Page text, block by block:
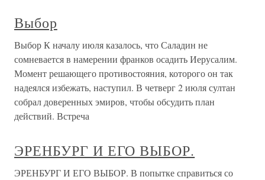
Выбор
Выбор К началу июля казалось, что Саладин не
сомневается в намерении франков осадить Иерусалим.
Момент решающего противостояния, которого он так
надеялся избежать, наступил. В четверг 2 июля султан
собрал доверенных эмиров, чтобы обсудить план
действий. Встреча
ЭРЕНБУРГ И ЕГО ВЫБОР.
ЭРЕНБУРГ И ЕГО ВЫБОР. В попытке справиться со